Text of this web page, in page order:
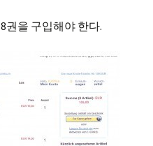
권을 구입해야 한다.